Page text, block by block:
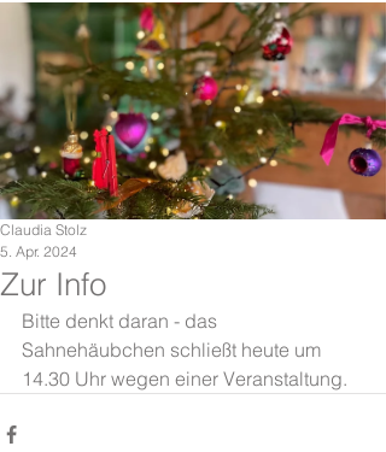
Zur Info
Claudia Stolz
5. Apr. 2024
Bitte denkt daran - das
Sahnehäubchen schließt heute um
14.30 Uhr wegen einer Veranstaltung.